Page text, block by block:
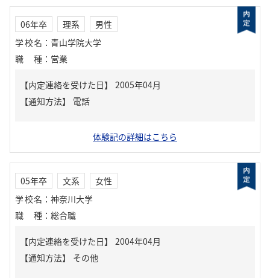
06年卒 理系
男性
学校名 ： 青山学院大学
職種 ： 営業
【内定連絡を受けた日】
2005年04月
【通知方法】
電話
体験記の詳細はこちら
05年卒 文系
女性
学校名 ： 神奈川大学
職種 ： 総合職
【内定連絡を受けた日】
2004年04月
【通知方法】
その他